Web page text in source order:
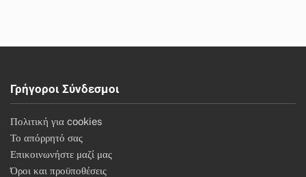
Γρήγοροι Σύνδεσμοι
Πολιτική για cookies
Το απόρρητό σας
Επικοινωνήστε μαζί μας
Όροι και προϋποθέσεις